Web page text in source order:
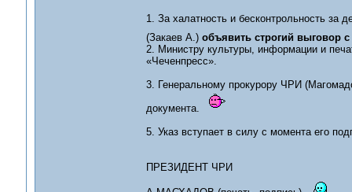
1. За халатность и бесконтрольность за
(Закаев А.)объявить строгий выговор
2. Министру культуры, информации и
«Чеченпресс».
3. Генеральному прокурору ЧРИ
документа.
5. Указ вступает в силу с момента его
ПРЕЗИДЕНТ ЧРИ